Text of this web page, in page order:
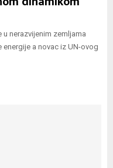
u nerazvijenim zemljama
a novac iz UN-ovog